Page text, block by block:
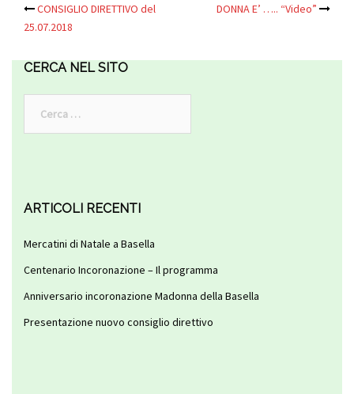
Navigazione
articolo
CONSIGLIO DIRETTIVO del
25.07.2018
DONNA E’ ….. “Video”
CERCA NEL SITO
per:
ARTICOLI RECENTI
Mercatini di Natale a Basella
Centenario Incoronazione – Il programma
Anniversario incoronazione Madonna della Basella
Presentazione nuovo consiglio direttivo